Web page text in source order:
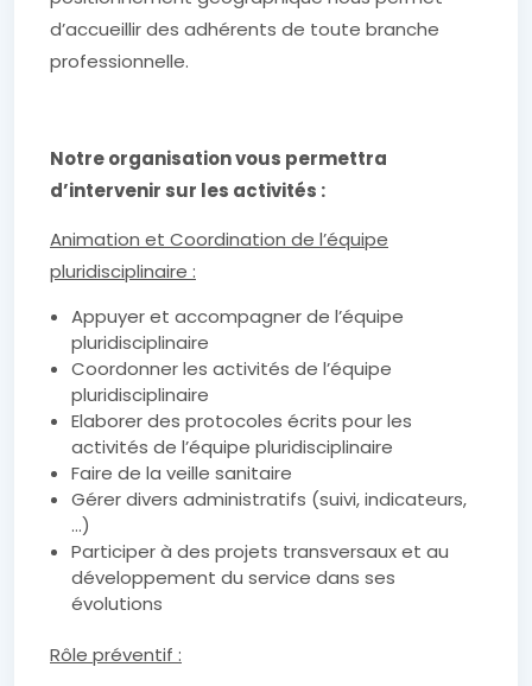
d’accueillir des adhérents de toute branche
professionnelle.
Notre organisation vous permettra
d’intervenir sur les activités :
Animation et Coordination de l’équipe
pluridisciplinaire :
Appuyer et accompagner de l’équipe
pluridisciplinaire
Coordonner les activités de l’équipe
pluridisciplinaire
Elaborer des protocoles écrits pour les
activités de l’équipe pluridisciplinaire
Faire de la veille sanitaire
Gérer divers administratifs (suivi, indicateurs,
…)
Participer à des projets transversaux et au
développement du service dans ses
évolutions
Rôle préventif :